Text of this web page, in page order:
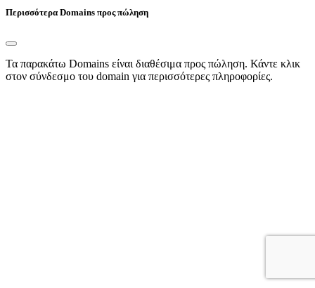
Περισσότερα Domains προς πώληση
Τα παρακάτω Domains είναι διαθέσιμα προς πώληση. Κάντε κλικ
στον σύνδεσμο του domain για περισσότερες πληροφορίες.